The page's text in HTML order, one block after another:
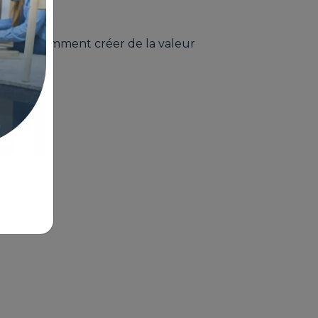
comment créer de la valeur